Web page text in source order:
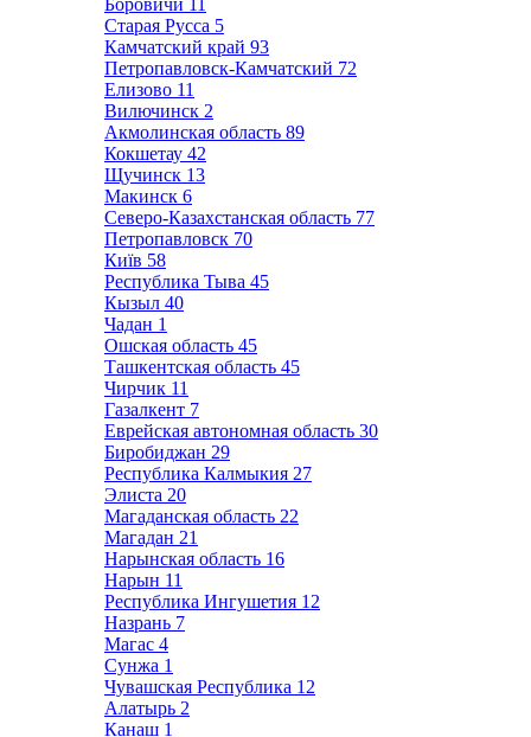
Боровичи 11
Старая Русса 5
Камчатский край 93
Петропавловск-Камчатский 72
Елизово 11
Вилючинск 2
Акмолинская область 89
Кокшетау 42
Щучинск 13
Макинск 6
Северо-Казахстанская область 77
Петропавловск 70
Київ 58
Республика Тыва 45
Кызыл 40
Чадан 1
Ошская область 45
Ташкентская область 45
Чирчик 11
Газалкент 7
Еврейская автономная область 30
Биробиджан 29
Республика Калмыкия 27
Элиста 20
Магаданская область 22
Магадан 21
Нарынская область 16
Нарын 11
Республика Ингушетия 12
Назрань 7
Магас 4
Сунжа 1
Чувашская Республика 12
Алатырь 2
Канаш 1